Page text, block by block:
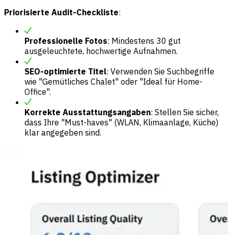
Priorisierte Audit-Checkliste:
Professionelle Fotos: Mindestens 30 gut
ausgeleuchtete, hochwertige Aufnahmen.
SEO-optimierte Titel: Verwenden Sie Suchbegriffe
wie "Gemütliches Chalet" oder "Ideal für Home-
Office".
Korrekte Ausstattungsangaben: Stellen Sie sicher,
dass Ihre "Must-haves" (WLAN, Klimaanlage, Küche)
klar angegeben sind.